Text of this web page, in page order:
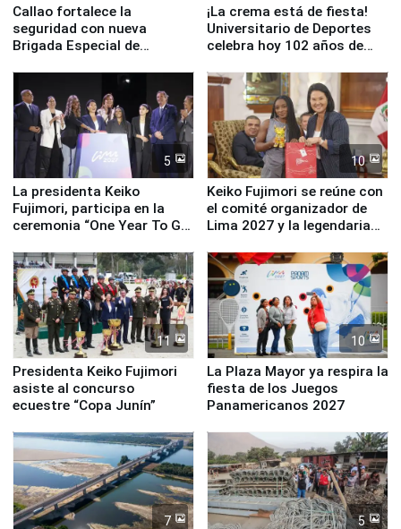
Callao fortalece la
seguridad con nueva
Brigada Especial de
equipamiento para
Serenazgo
¡La crema está de fiesta!
Universitario de Deportes
celebra hoy 102 años de
5
La presidenta Keiko
Fujimori, participa en la
ceremonia “One Year To Go
10
Keiko Fujimori se reúne con
el comité organizador de
Lima 2027 y la legendaria
11
Presidenta Keiko Fujimori
asiste al concurso
ecuestre “Copa Junín”
10
La Plaza Mayor ya respira la
fiesta de los Juegos
Panamericanos 2027
7 5